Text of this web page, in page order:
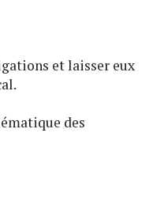
et laisser eux
des